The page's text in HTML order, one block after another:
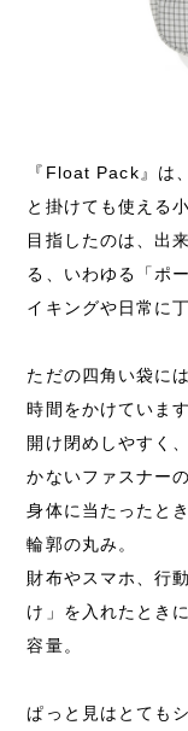
『Float Pack』は
と掛けても使える
目指したのは、出
る、いわゆる「ポ
イキングや日常に
ただの四角い袋に
時間をかけています
開け閉めしやすく
かないファスナー
身体に当たったと
輪郭の丸み。
財布やスマホ、行
け」を入れたとき
容量。
ぱっと見はとても